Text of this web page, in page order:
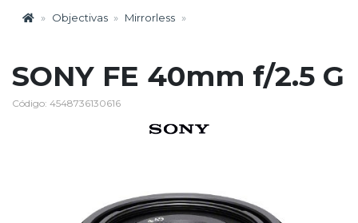
Objectivas Mirrorless
SONY FE 40mm f/2.5 G
Código: 4548736130616